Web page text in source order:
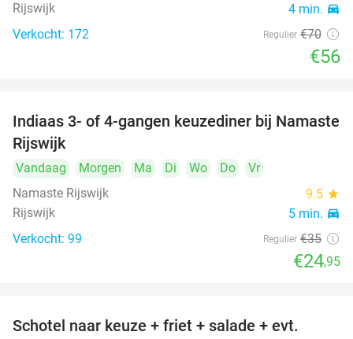
Rijswijk 4 min. directions_car
Verkocht: 172 Regulier €70
€56
29%
Indiaas 3- of 4-gangen keuzediner bij Namaste
Rijswijk
Vandaag Morgen Ma Di Wo Do
Vr
Namaste Rijswijk
9.5 star
Rijswijk 5 min. directions_car
Verkocht: 99 Regulier €35
€24,95
Schotel naar keuze + friet + salade + evt.